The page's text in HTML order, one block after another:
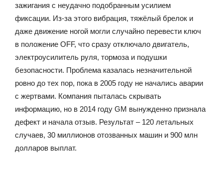
зажигания с неудачно подобранным усилием
фиксации. Из-за этого вибрация, тяжёлый брелок и
даже движение ногой могли случайно перевести ключ
в положение OFF, что сразу отключало двигатель,
электроусилитель руля, тормоза и подушки
безопасности. Проблема казалась незначительной
ровно до тех пор, пока в 2005 году не начались аварии
с жертвами. Компания пыталась скрывать
информацию, но в 2014 году GM вынужденно признала
дефект и начала отзыв. Результат – 120 летальных
случаев, 30 миллионов отозванных машин и 900 млн
долларов выплат.